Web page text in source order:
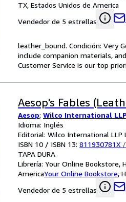
TX, Estados Unidos de America
Vendedor de 5 estrellas
leather_bound. Condición: Very
include companion materials,
Customer Service is our top
Aesop's Fables
Aesop; Wilco International LLP
Idioma: Inglés
Editorial: Wilco International LLP
ISBN 10 / ISBN 13: 811930781X /
TAPA DURA
Librería: Your Online Bookstore,
AmericaYour Online Bookstore,
Vendedor de 5 estrellas